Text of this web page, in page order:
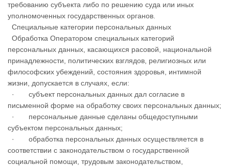
требованию субъекта либо по решению суда или иных
уполномоченных государственных органов.
Специальные категории персональных данных
Обработка Оператором специальных категорий
персональных данных, касающихся расовой, национальной
принадлежности, политических взглядов, религиозных или
философских убеждений, состояния здоровья, интимной
жизни, допускается в случаях, если:
· субъект персональных данных дал согласие в
письменной форме на обработку своих персональных данных;
· персональные данные сделаны общедоступными
субъектом персональных данных;
· обработка персональных данных осуществляется в
соответствии с законодательством о государственной
социальной помощи, трудовым законодательством,